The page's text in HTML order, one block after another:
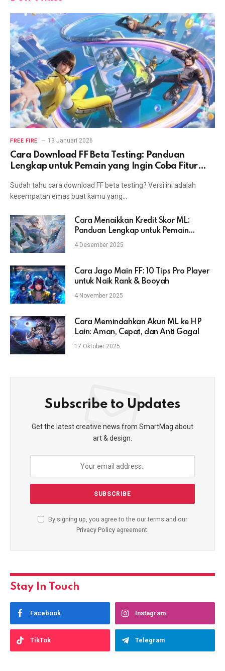
FREE FIRE 13 Januari 2026
Cara Download FF Beta Testing: Panduan
Lengkap untuk Pemain yang Ingin Coba Fitur
Sudah tahu cara download FF beta testing? Versi ini adalah
kesempatan emas buat kamu yang…
Cara Menaikkan Kredit Skor ML:
Panduan Lengkap untuk Pemain
Mobile Legends
4 Desember 2025
Cara Jago Main FF: 10 Tips Pro Player
untuk Naik Rank & Booyah
4 November 2025
Cara Memindahkan Akun ML ke HP
Lain: Aman, Cepat, dan Anti Gagal
17 Oktober 2025
Subscribe to Updates
Get the latest creative news from SmartMag about
art & design.
By signing up, you agree to the our terms and our
Privacy Policy agreement.
Stay In Touch
Facebook Instagram
TikTok Telegram